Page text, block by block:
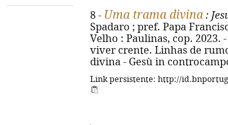
8 - Uma trama divina :
Spadaro ; pref. Papa
Velho : Paulinas, cop. 2023.
viver crente. Linhas de
divina - Gesù in
Link persistente: http://